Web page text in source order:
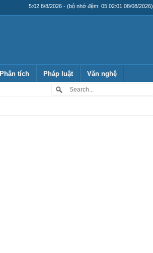
5:02 8/8/2026 - (bộ nhớ đệm: 05:02:01 08/08/2026)
Phân tích Pháp luật Văn nghệ